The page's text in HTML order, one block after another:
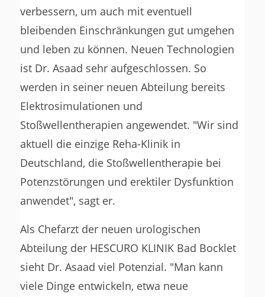
verbessern, um auch mit eventuell
bleibenden Einschränkungen gut umgehen
und leben zu können. Neuen Technologien
ist Dr. Asaad sehr aufgeschlossen. So
werden in seiner neuen Abteilung bereits
Elektrosimulationen und
Stoßwellentherapien angewendet. "Wir sind
aktuell die einzige Reha-Klinik in
Deutschland, die Stoßwellentherapie bei
Potenzstörungen und erektiler Dysfunktion
anwendet", sagt er.
Als Chefarzt der neuen urologischen
Abteilung der HESCURO KLINIK Bad Bocklet
sieht Dr. Asaad viel Potenzial. "Man kann
viele Dinge entwickeln, etwa neue